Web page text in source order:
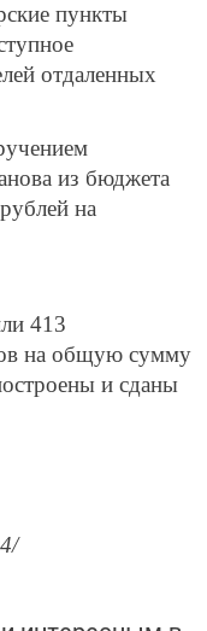
пункты
отдаленных
из бюджета
на
413
на общую сумму
и сданы